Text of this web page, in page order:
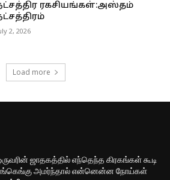
ரகசியங்கள்:அஸ்தம்
2, 2026
Load more
ஜாதகத்தில் எந்தெந்த கிரகங்கள் கூடி
அமர்ந்தால் என்னென்ன நோய்கள்